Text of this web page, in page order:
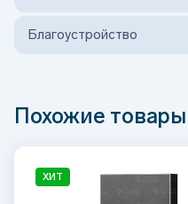
Благоустройство
Похожие товары
ХИТ